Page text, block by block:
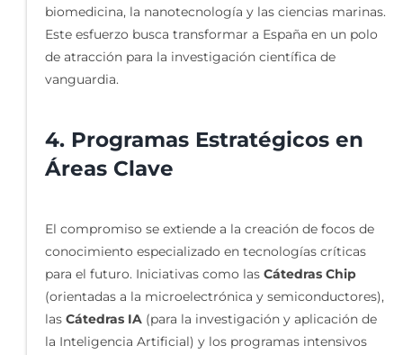
biomedicina, la nanotecnología y las ciencias marinas.
Este esfuerzo busca transformar a España en un polo
de atracción para la investigación científica de
vanguardia.
4. Programas Estratégicos en
Áreas Clave
El compromiso se extiende a la creación de focos de
conocimiento especializado en tecnologías críticas
para el futuro. Iniciativas como las Cátedras Chip
(orientadas a la microelectrónica y semiconductores),
las Cátedras IA (para la investigación y aplicación de
la Inteligencia Artificial) y los programas intensivos